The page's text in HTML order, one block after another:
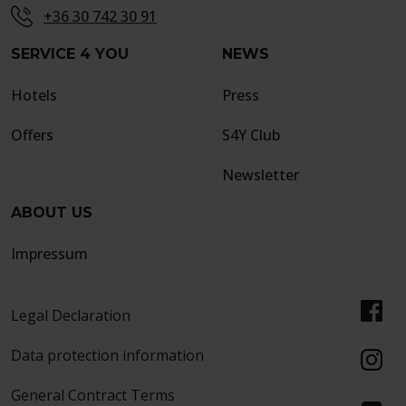
+36 30 742 30 91
SERVICE 4 YOU
Hotels
Offers
NEWS
Press
S4Y Club
Newsletter
ABOUT US
Impressum
Legal Declaration
Data protection information
General Contract Terms